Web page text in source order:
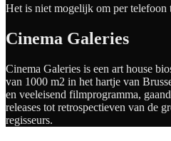
Het is niet mogelijk om per telefoon
Cinema Galeries
Cinema Galeries is een art house
van 1000 m2 in het hartje van
en veeleisend filmprogramma,
releases tot retrospectieven van de
regisseurs.